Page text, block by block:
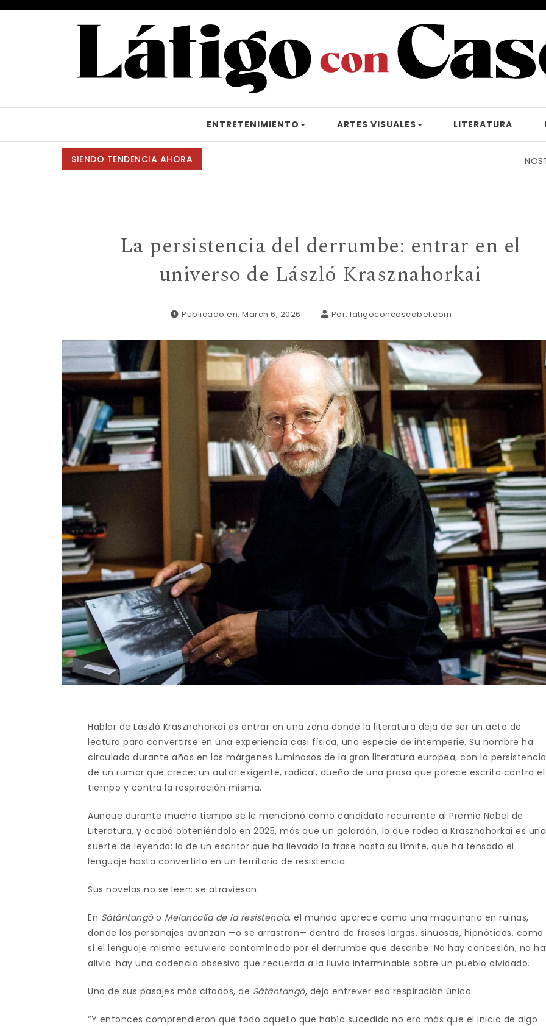
ENTRETENIMIENTO ARTES VISUALES LITERATURA
SIENDO TENDENCIA AHORA NOSTOS:
La persistencia del derrumbe: entrar en el
universo de László Krasznahorkai
Publicado en: March 6, 2026 Por:latigoconcascabel.com
Hablar de László Krasznahorkai es entrar en una zona donde la literatura deja de ser un acto de
lectura para convertirse en una experiencia casi física, una especie de intemperie. Su nombre ha
circulado durante años en los márgenes luminosos de la gran literatura europea, con la persistencia
de un rumor que crece: un autor exigente, radical, dueño de una prosa que parece escrita contra el
tiempo y contra la respiración misma.
Aunque durante mucho tiempo se le mencionó como candidato recurrente al Premio Nobel de
Literatura, y acabó obteniéndolo en 2025, más que un galardón, lo que rodea a Krasznahorkai es una
suerte de leyenda: la de un escritor que ha llevado la frase hasta su límite, que ha tensado el
lenguaje hasta convertirlo en un territorio de resistencia.
Sus novelas no se leen: se atraviesan.
En Sátántangóo Melancolía de la resistencia, el mundo aparece como una maquinaria en ruinas,
donde los personajes avanzan —o se arrastran— dentro de frases largas, sinuosas, hipnóticas, como
si el lenguaje mismo estuviera contaminado por el derrumbe que describe. No hay concesión, no
alivio: hay una cadencia obsesiva que recuerda a la lluvia interminable sobre un pueblo olvidado.
Uno de sus pasajes más citados, de Sátántangó, deja entrever esa respiración única:
“Y entonces comprendieron que todo aquello que había sucedido no era más que el inicio de algo